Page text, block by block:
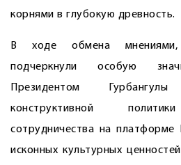
корнями в глубокую древность.
В ходе обмена мнениями,
подчеркнули особую
Президентом
конструктивной
сотрудничества на
исконных культурных